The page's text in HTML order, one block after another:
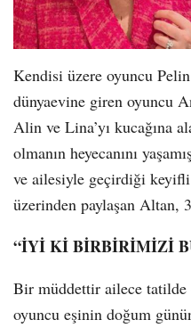
Kendisi üzere oyuncu
dünyaevine giren oyuncu
Alin ve Lina’yı kucağına
olmanın heyecanını
ve ailesiyle geçirdiği
üzerinden paylaşan Altan,
“İYİ Kİ BİRBİRİMİZİ
Bir müddettir ailece
oyuncu eşinin doğum